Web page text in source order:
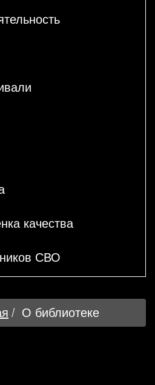
качества
СВО
О библиотеке